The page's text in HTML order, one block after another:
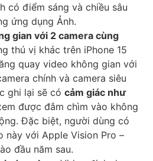
có điểm sáng và chiều sâu
ứng dụng Ảnh.
gian với 2 camera cùng
thú vị khác trên iPhone 15
quay video không gian với
chính và camera siêu
ghi lại sẽ có cảm giác như
được đắm chìm vào không
Đặc biệt, người dùng có
này với Apple Vision Pro –
đầu năm sau.